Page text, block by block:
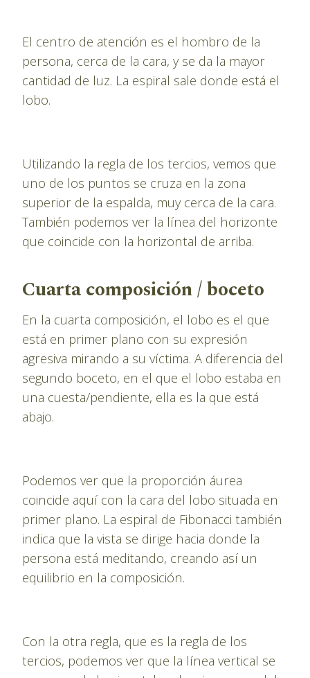
El centro de atención es el hombro de la
persona, cerca de la cara, y se da la mayor
cantidad de luz. La espiral sale donde está el
lobo.
Utilizando la regla de los tercios, vemos que
uno de los puntos se cruza en la zona
superior de la espalda, muy cerca de la cara.
También podemos ver la línea del horizonte
que coincide con la horizontal de arriba.
Cuarta composición / boceto
En la cuarta composición, el lobo es el que
está en primer plano con su expresión
agresiva mirando a su víctima. A diferencia del
segundo boceto, en el que el lobo estaba en
una cuesta/pendiente, ella es la que está
abajo.
Podemos ver que la proporción áurea
coincide aquí con la cara del lobo situada en
primer plano. La espiral de Fibonacci también
indica que la vista se dirige hacia donde la
persona está meditando, creando así un
equilibrio en la composición.
Con la otra regla, que es la regla de los
tercios, podemos ver que la línea vertical se